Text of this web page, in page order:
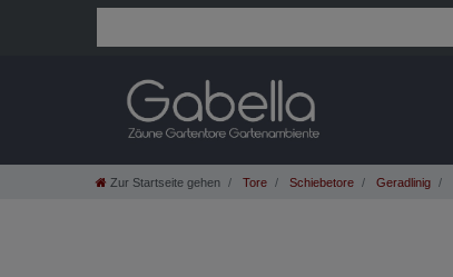
Zur Startseite gehen Tore Schiebetore Geradlinig